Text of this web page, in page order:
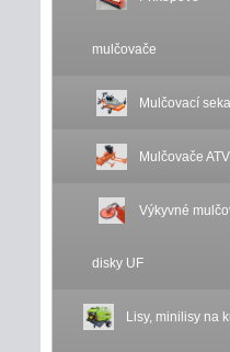
mulčovače
Mulčovací
Mulčovače ATV
Výkyvné
disky UF
Lisy, minilisy na